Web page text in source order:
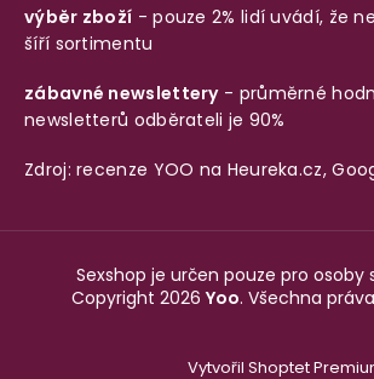
výběr zboží - pouze 2% lidí uvádí, že
šíří sortimentu
zábavné newslettery- průměrné
newsletterů odběrateli je 90%
Zdroj: recenze YOO na Heureka.cz,
Vytvořil Shoptet
Sexshop je určen pouze pro osoby
Copyright 2026 Yoo. Všechna